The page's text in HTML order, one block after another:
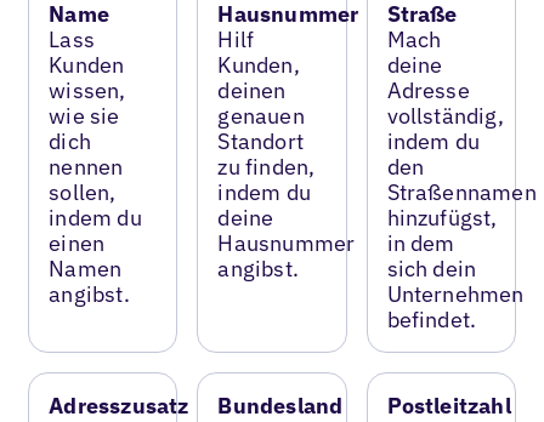
Name
Lass
Kunden
wissen,
wie sie
dich
nennen
sollen,
indem du
einen
Namen
angibst.
Hausnummer
Hilf
Kunden,
deinen
genauen
Standort
zu finden,
indem du
deine
Hausnummer
angibst.
Straße
Mach
deine
Adresse
vollständig,
indem du
den
Straßennamen
hinzufügst,
in dem
sich dein
Unternehmen
befindet.
Adresszusatz
Bundesland
Postleitzahl